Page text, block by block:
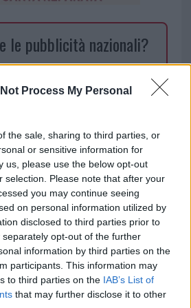
Process My Personal
the sale, sharing to third parties, or
or sensitive information for
us, please use the below opt-out
selection. Please note that after your
you may continue seeing
on personal information utilized by
disclosed to third parties prior to
opt-out of the further
information by third parties on the
participants. This information may
to third parties on the IAB’s List of
that may further disclose it to other
le pubblicità nazionali?
andando nella
dal menù del sito o
Film Costa Smeralda
Coppie
Mario Monicelli
Notizie Gallura
Notizie Palau